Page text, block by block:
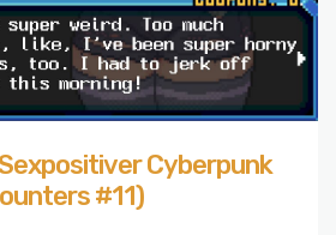
Cyberpunk
#11)